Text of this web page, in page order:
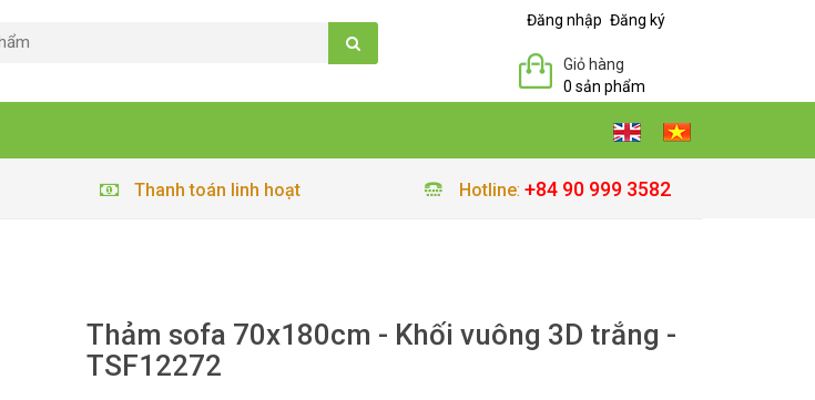
Đăng nhập Đăng ký
Giỏ hàng
0 sản phẩm
Thanh toán linh hoạt Hotline: +84 90 999 3582
Thảm sofa 70x180cm - Khối vuông 3D trắng -
TSF12272